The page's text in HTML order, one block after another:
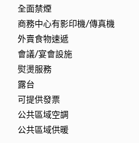
全面禁煙
商務中心有影印機/傳真機
外賣食物速遞
會議/宴會設施
熨燙服務
露台
可提供發票
公共區域空調
公共區域供暖